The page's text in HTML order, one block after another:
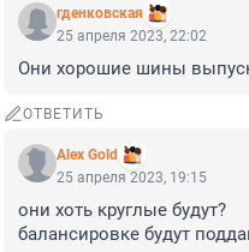
гденковская
25 апреля 2023, 22:02
Они хорошие шины
ОТВЕТИТЬ
Alex Gold
25 апреля 2023, 19:15
они хоть круглые будут?
балансировке будут